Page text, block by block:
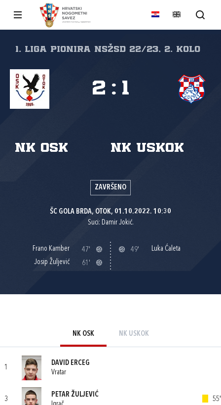
1. liga pionira NSŽSD 22/23, 2. kolo
NK OSK NK Uskok
2 : 1
ZAVRŠENO
ŠC GOLA BRDA, OTOK, 01.10.2022. 10:30
Suci: Damir Jokić.
Frano Kamber
47'
Josip Žuljević
61'
49' Luka Ćaleta
NK OSK NK USKOK
1
DAVID ERCEG
Vratar
3
PETAR ŽULJEVIĆ
55'